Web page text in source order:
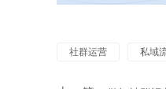
社群运营 私域